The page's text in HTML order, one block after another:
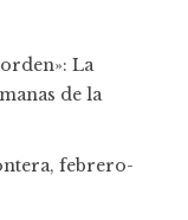
La
de la
febrero-